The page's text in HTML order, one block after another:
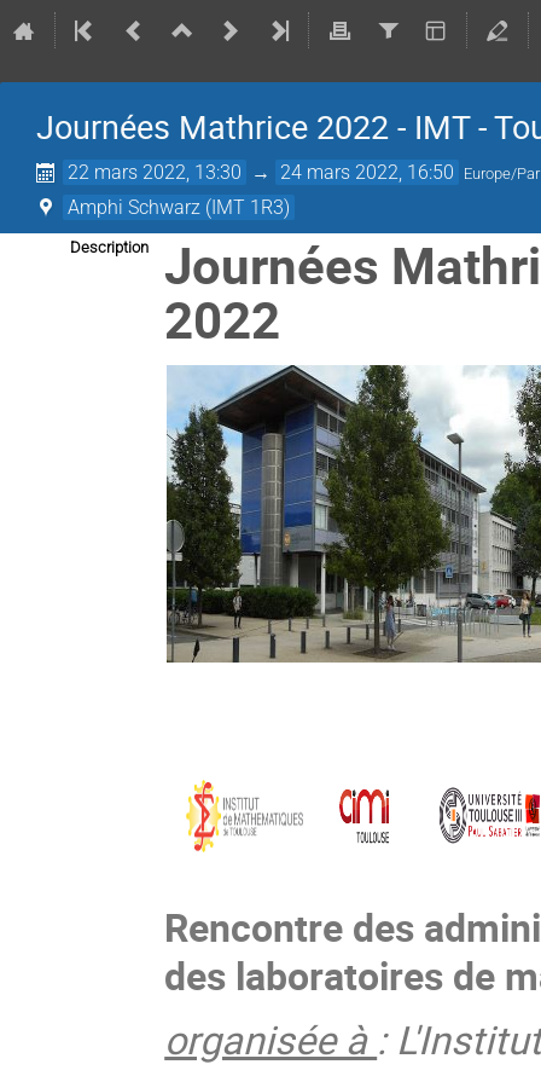
Journées Mathrice 2022 - IMT -
22 mars 2022, 13:30 → 24 mars 2022, 16:50 Europe/
Amphi Schwarz (IMT 1R3)
Description Journées
2022
Rencontre des
des laboratoires de
organisée à :